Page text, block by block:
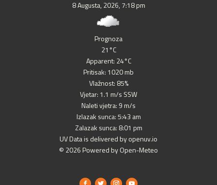
8 Augusta, 2026, 7:18 pm
Prognoza
21°C
Apparent: 24°C
Pritisak: 1020 mb
Vlažnost: 85%
Vjetar: 1.1 m/s SSW
Naleti vjetra: 9 m/s
Izlazak sunca: 5:43 am
Zalazak sunca: 8:01 pm
UV Data is delivered by openuv.io
© 2026 Powered by Open-Meteo